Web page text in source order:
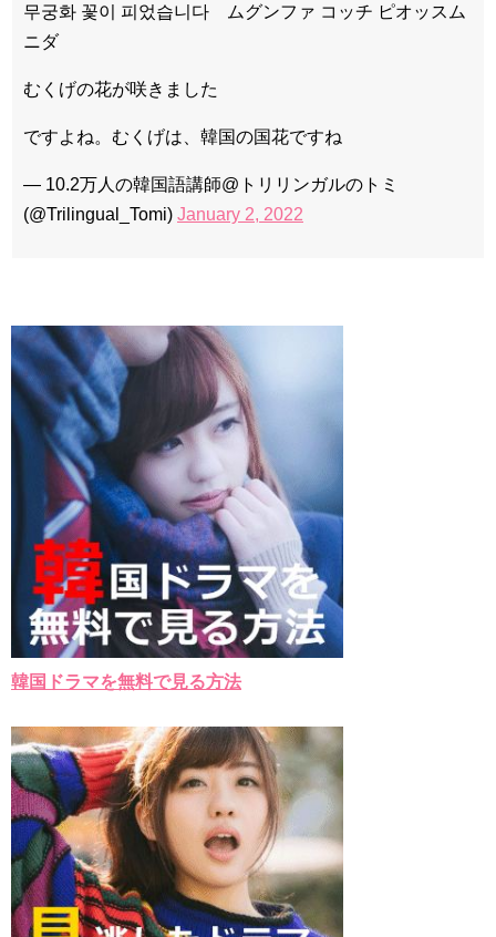
무궁화 꽃이 피었습니다 ムグンファ コッチ ピオッスム
ニダ
むくげの花が咲きました
ですよね。むくげは、韓国の国花ですね
— 10.2万人の韓国語講師@トリリンガルのトミ
(@Trilingual_Tomi) January 2, 2022
韓国ドラマを無料で見る方法